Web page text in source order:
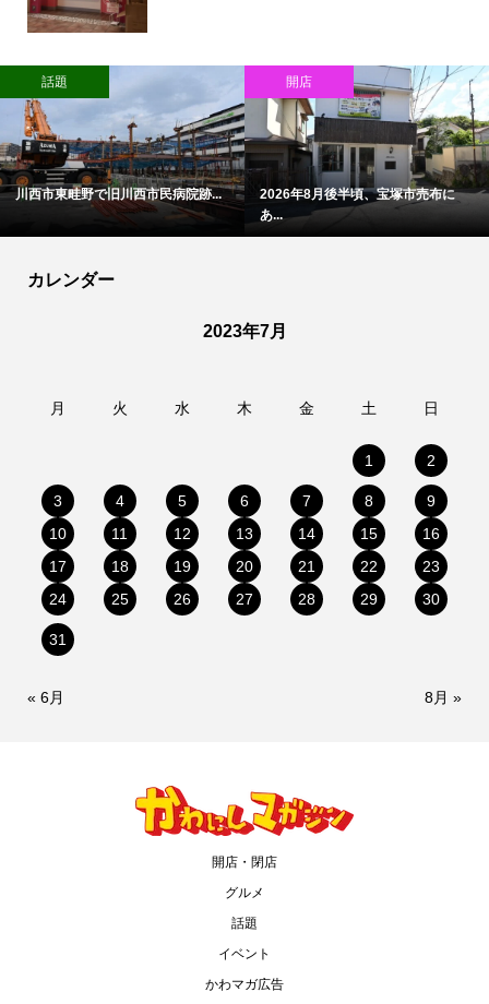
話題
川西市東畦野で旧川西市民病院跡...
開店
2026年8月後半頃、宝塚市売布に
あ...
カレンダー
2023年7月
月 火 水 木 金 土 日
1 2
3 4 5 6 7 8
9
10
11 12 13 14 15
16
17
18 19 20 21 22
23
24
25 26 27 28 29 30
31
« 6月 8月 »
開店・閉店
グルメ
話題
イベント
かわマガ広告